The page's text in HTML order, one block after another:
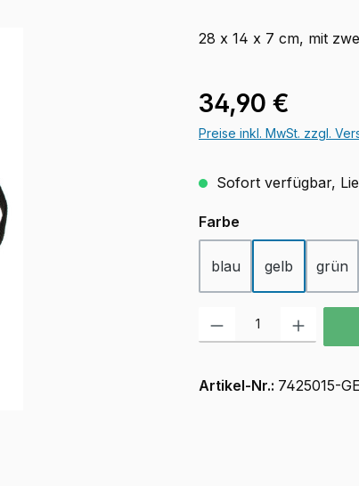
28 x 14 x 7 cm, mit
Regulärer Preis:
34,90 €
Preise inkl. MwSt. zzgl.
Sofort verfügbar,
Farbe
blau gelb grün
Produkt Anzahl: Gib den
Artikel-Nr.: 7425015-